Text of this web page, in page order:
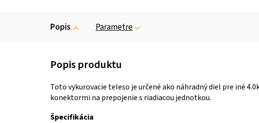
Popis Parametre
Toto vykurovacie teleso je určené ako náhradný diel pre iné
konektormi na prepojenie s riadiacou jednotkou.
Špecifikácia